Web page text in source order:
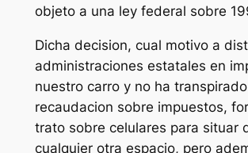
objeto a una ley federal sobre
Dicha decision, cual motivo a
administraciones estatales en
nuestro carro y no ha
recaudacion sobre impuestos,
trato sobre celulares para situar
cualquier otra espacio, pero